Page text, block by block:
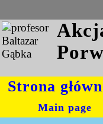
Strona
Main page